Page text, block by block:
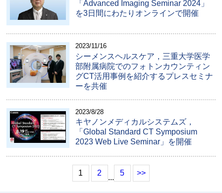
「Advanced Imaging Seminar 2024」
を3日間にわたりオンラインで開催
2023/11/16
シーメンスヘルスケア，三重大学医学
部附属病院でのフォトンカウンティン
グCT活用事例を紹介するプレスセミナ
ーを共催
2023/8/28
キヤノンメディカルシステムズ，
「Global Standard CT Symposium
2023 Web Live Seminar」を開催
1 2
...
5 >>